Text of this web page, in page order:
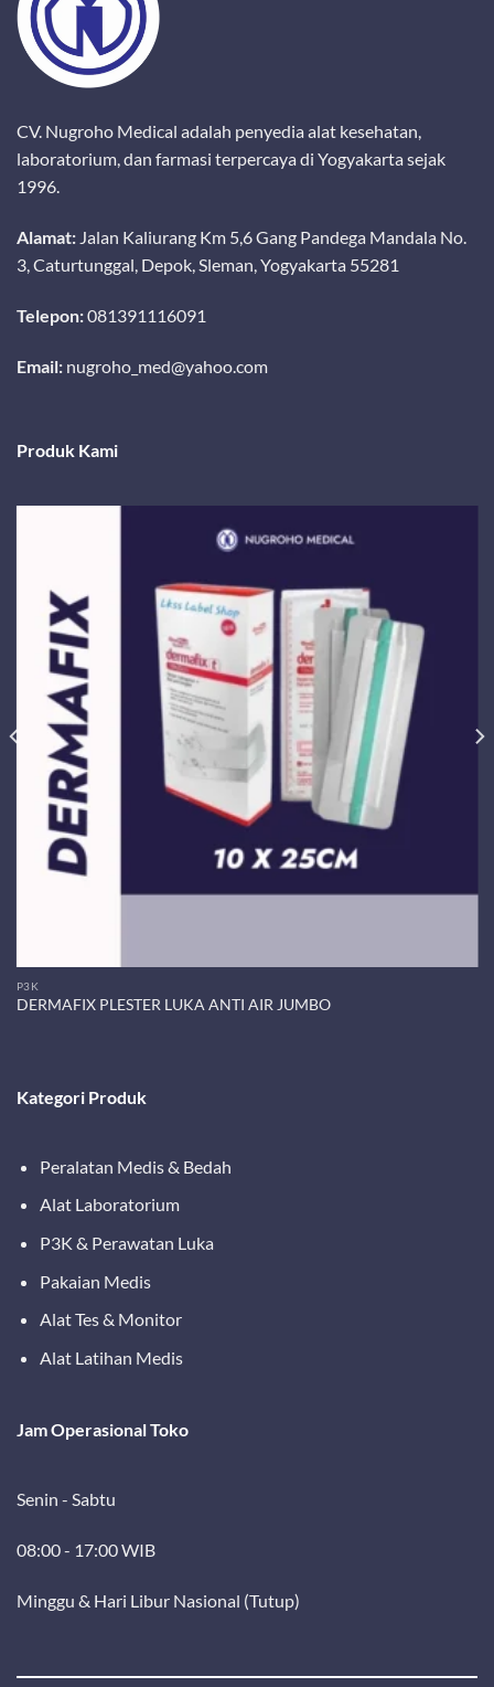
CV. Nugroho Medical adalah penyedia alat kesehatan,
laboratorium, dan farmasi terpercaya di Yogyakarta sejak
1996.
Alamat: Jalan Kaliurang Km 5,6 Gang Pandega Mandala No.
3, Caturtunggal, Depok, Sleman, Yogyakarta 55281
Telepon:081391116091
Email: nugroho_med@yahoo.com
Produk Kami
P3K
DERMAFIX PLESTER LUKA ANTI AIR JUMBO
Kategori Produk
Peralatan Medis & Bedah
Alat Laboratorium
P3K & Perawatan Luka
Pakaian Medis
Alat Tes & Monitor
Alat Latihan Medis
Jam Operasional Toko
Senin - Sabtu
08:00 - 17:00 WIB
Minggu & Hari Libur Nasional (Tutup)